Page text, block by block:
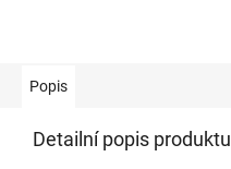
Popis
Detailní popis produktu